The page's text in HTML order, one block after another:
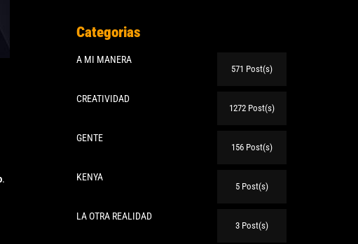
.
Categorias
A MI MANERA
571 Post(s)
CREATIVIDAD
1272 Post(s)
GENTE
156 Post(s)
KENYA
5 Post(s)
LA OTRA REALIDAD
3 Post(s)